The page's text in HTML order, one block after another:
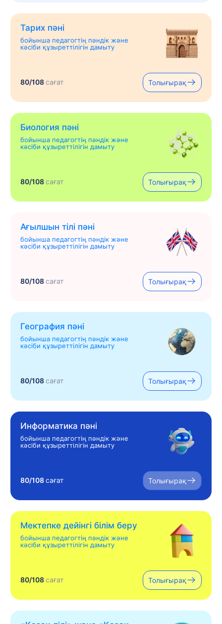
Тарих пәні
бойынша педагогтің пәндік және
кәсіби құзыреттілігін дамыту
80/108сағат Толығырақ
Биология пәні
бойынша педагогтің пәндік және
кәсіби құзыреттілігін дамыту
80/108сағат Толығырақ
Ағылшын тілі пәні
бойынша педагогтің пәндік және
кәсіби құзыреттілігін дамыту
80/108сағат Толығырақ
География пәні
бойынша педагогтің пәндік және
кәсіби құзыреттілігін дамыту
80/108сағат Толығырақ
Информатика пәні
бойынша педагогтің пәндік және
кәсіби құзыреттілігін дамыту
80/108сағат Толығырақ
Мектепке дейінгі білім беру
бойынша педагогтің пәндік және
кәсіби құзыреттілігін дамыту
80/108сағат Толығырақ